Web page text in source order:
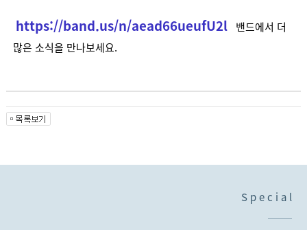
https://band.us/n/aead66ueufU2l밴드에서 더
많은 소식을 만나보세요.
S p e c i a l
S p e c i a l
S p e c i a l
S p e c i a l